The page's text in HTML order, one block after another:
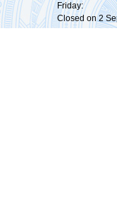
Friday:
Closed on 2